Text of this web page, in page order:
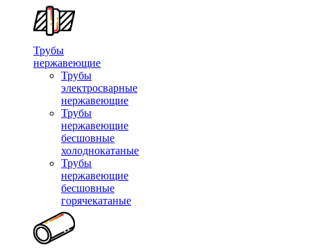
Трубы
нержавеющие
Трубы
электросварные
нержавеющие
Трубы
нержавеющие
бесшовные
холоднокатаные
Трубы
нержавеющие
бесшовные
горячекатаные